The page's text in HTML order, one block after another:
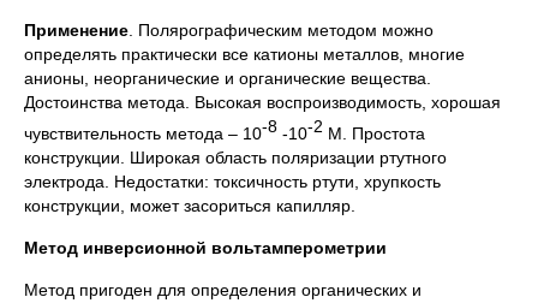
Применение. Полярографическим методом можно
определять практически все катионы металлов, многие
анионы, неорганические и органические вещества.
Достоинства метода. Высокая воспроизводимость, хорошая
чувствительность метода – 10-8 -10-2 М. Простота
конструкции. Широкая область поляризации ртутного
электрода. Недостатки: токсичность ртути, хрупкость
конструкции, может засориться капилляр.
Метод инверсионной вольтамперометрии
Метод пригоден для определения органических и